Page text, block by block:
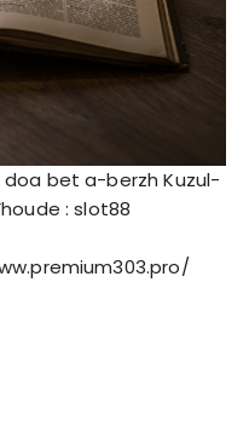
doa bet a-berzh Kuzul-
:slot88